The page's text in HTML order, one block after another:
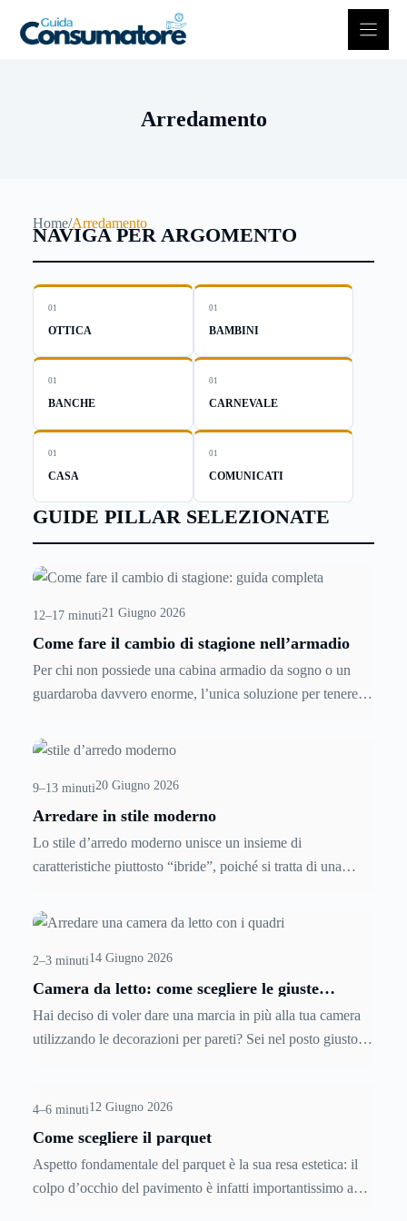
Arredamento
Home/Arredamento
NAVIGA PER ARGOMENTO
01
OTTICA
01
BAMBINI
01
BANCHE
01
CARNEVALE
01
CASA
01
COMUNICATI
GUIDE PILLAR SELEZIONATE
12–17 minuti21 Giugno 2026
Come fare il cambio di stagione nell’armadio
Per chi non possiede una cabina armadio da sogno o un
guardaroba davvero enorme, l’unica soluzione per tenere
cambio di stagione. Odiato e temuto momento, il
dove il clima ci mette di fronte a 4 stagioni diverse, con 4
climi differenti e quindi con tanti tipi di tessuti e di capi,
ancora più numerosi per tipologia per quanto riguarda le
donne.
9–13 minuti20 Giugno 2026
Arredare in stile moderno
Lo stile d’arredo moderno unisce un insieme di
caratteristiche piuttosto “ibride”, poiché si tratta di una
stili "di nicchia". In ogni caso uno stile moderno differisce
dallo stile cosiddetto “contemporaneo”, poiché
caratterizzato da dettagli meno aggressivi.
2–3 minuti14 Giugno 2026
Camera da letto: come scegliere le giuste
Hai deciso di voler dare una marcia in più alla tua camera
utilizzando le decorazioni per pareti? Sei nel posto giusto!
letto.
4–6 minuti12 Giugno 2026
Come scegliere il parquet
Aspetto fondamentale del parquet è la sua resa estetica: il
colpo d’occhio del pavimento è infatti importantissimo a